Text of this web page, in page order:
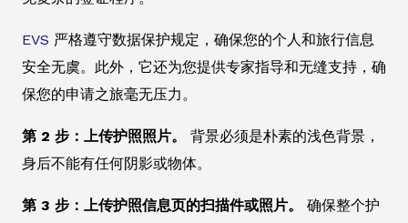
EVS 严格遵守数据保护规定，确保您的个人和旅行信息
安全无虞。此外，它还为您提供专家指导和无缝支持，确
保您的申请之旅毫无压力。
第 2 步：上传护照照片。 背景必须是朴素的浅色背景，
身后不能有任何阴影或物体。
第 3 步：上传护照信息页的扫描件或照片。
确保整个护